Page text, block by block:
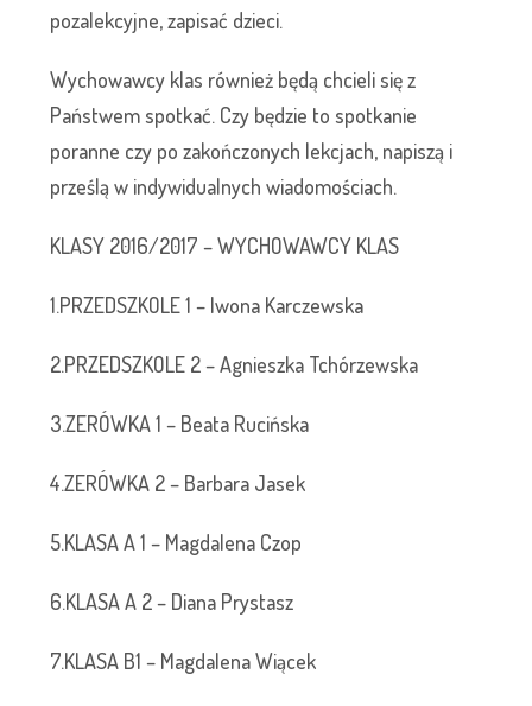
pozalekcyjne, zapisać dzieci.
Wychowawcy klas również będą chcieli się z
Państwem spotkać. Czy będzie to spotkanie
poranne czy po zakończonych lekcjach, napiszą i
prześlą w indywidualnych wiadomościach.
KLASY 2016/2017 – WYCHOWAWCY KLAS
1.PRZEDSZKOLE 1 – Iwona Karczewska
2.PRZEDSZKOLE 2 – Agnieszka Tchórzewska
3.ZERÓWKA 1 – Beata Rucińska
4.ZERÓWKA 2 – Barbara Jasek
5.KLASA A 1 – Magdalena Czop
6.KLASA A 2 – Diana Prystasz
7.KLASA B1 – Magdalena Wiącek